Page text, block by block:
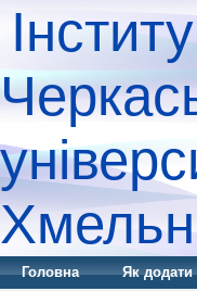
Головна Як додати